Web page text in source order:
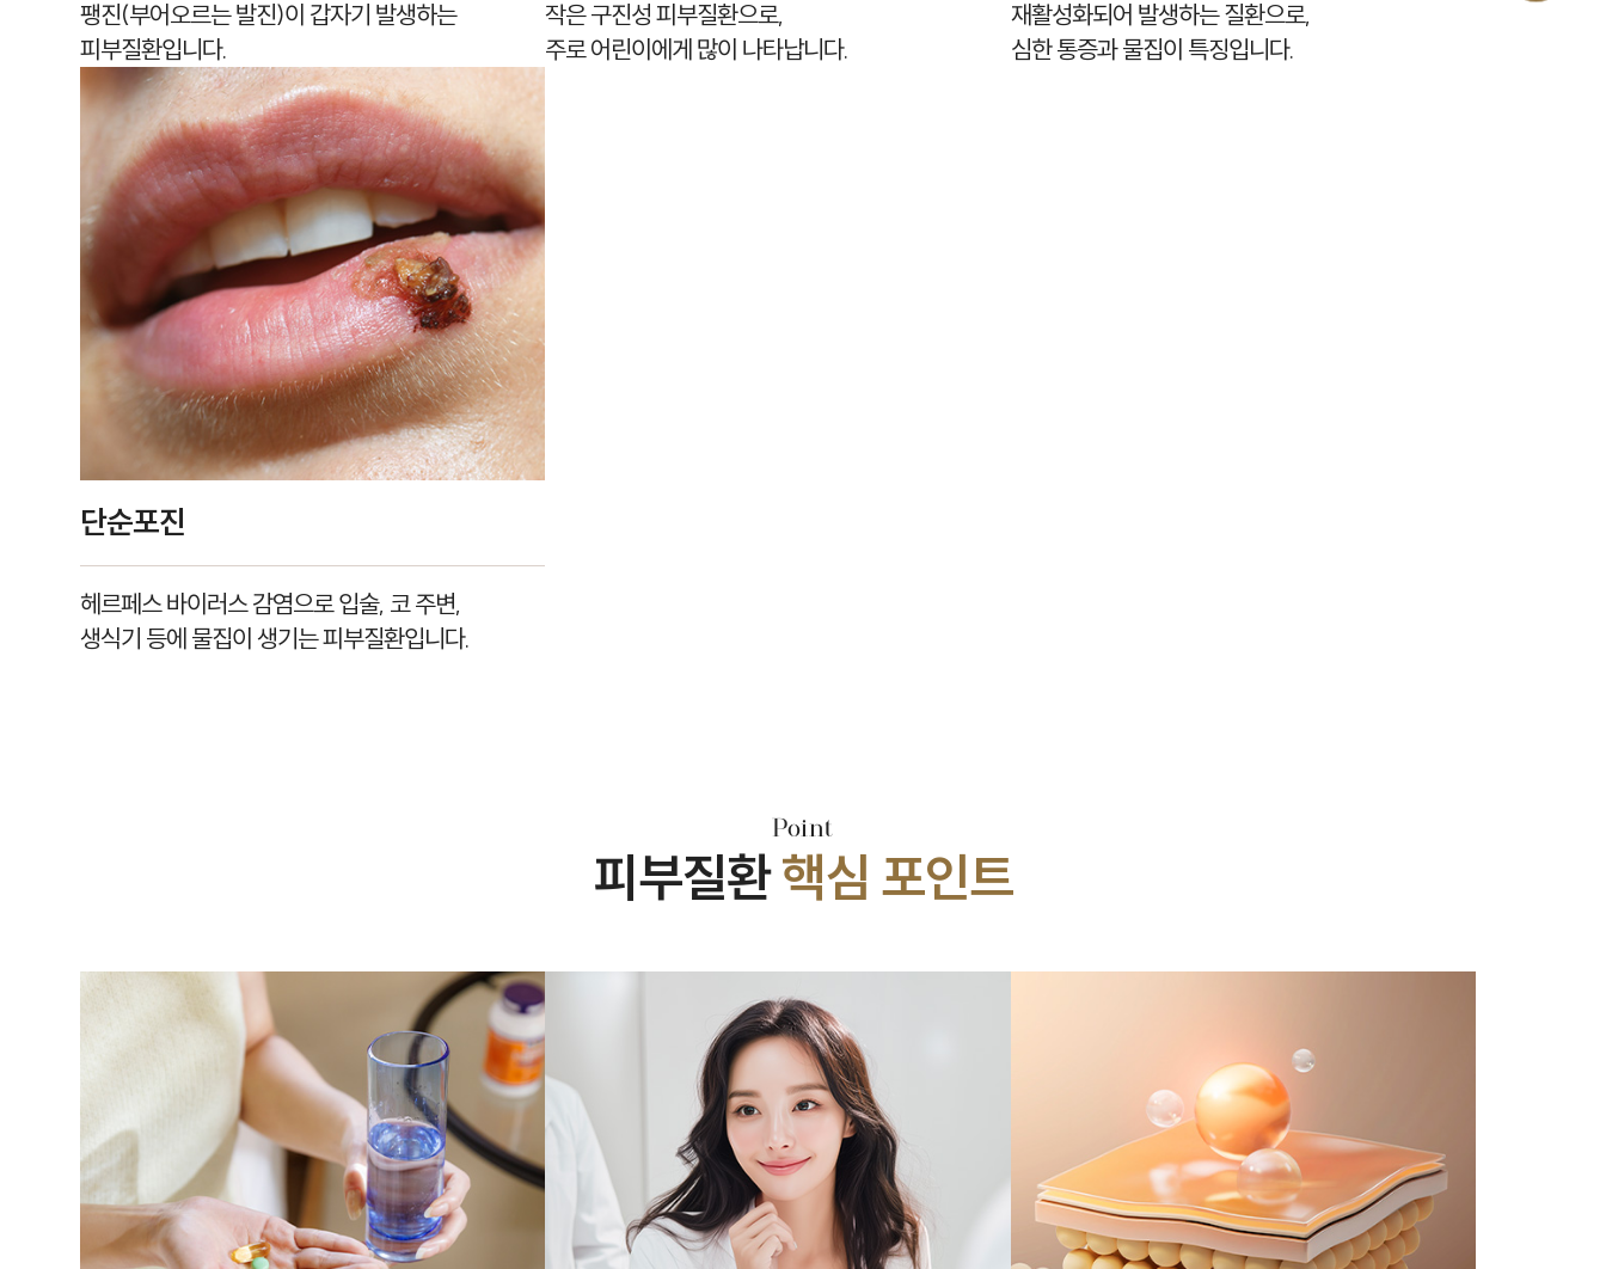
팽진(부어오르는 발진)이 갑자기 발생하는
피부질환입니다.
작은 구진성 피부질환으로,
주로 어린이에게 많이 나타납니다.
재활성화되어 발생하는 질환으로,
심한 통증과 물집이 특징입니다.
단순포진
헤르페스 바이러스 감염으로 입술, 코 주변,
생식기 등에 물집이 생기는 피부질환입니다.
Point
피부질환핵심 포인트